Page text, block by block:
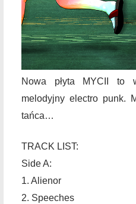
Nowa płyta MYCII to
melodyjny electro punk.
tańca…
TRACK LIST:
Side A:
1. Alienor
2. Speeches